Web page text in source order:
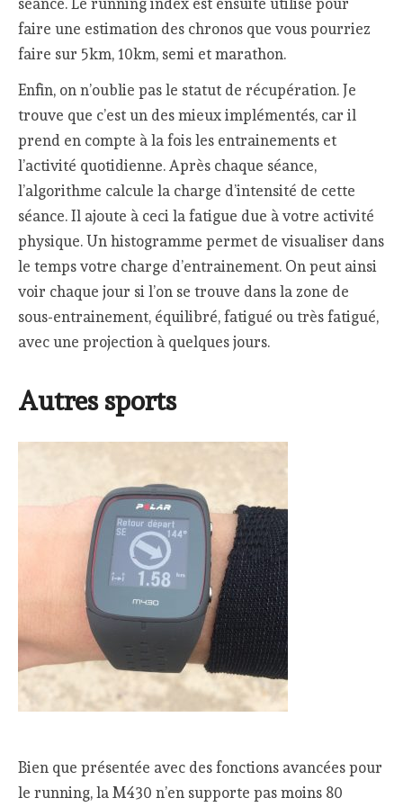
faire une estimation des chronos que vous pourriez
faire sur 5km, 10km, semi et marathon.
Enfin, on n’oublie pas le statut de récupération. Je
trouve que c’est un des mieux implémentés, car il
prend en compte à la fois les entrainements et
l’activité quotidienne. Après chaque séance,
l’algorithme calcule la charge d’intensité de cette
séance. Il ajoute à ceci la fatigue due à votre activité
physique. Un histogramme permet de visualiser dans
le temps votre charge d’entrainement. On peut ainsi
voir chaque jour si l’on se trouve dans la zone de
sous-entrainement, équilibré, fatigué ou très fatigué,
avec une projection à quelques jours.
Autres sports
Bien que présentée avec des fonctions avancées pour
le running, la M430 n’en supporte pas moins 80